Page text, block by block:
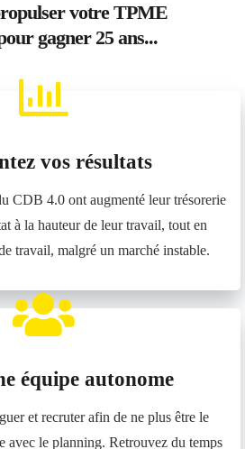
votre TPME
gagner 25 ans...
vos résultats
CDB 4.0 ont augmenté leur trésorerie
à la hauteur de leur travail, tout en
travail, malgré un marché instable.
équipe autonome
et recruter afin de ne plus être le
avec le planning. Retrouvez du temps